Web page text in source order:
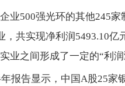
业500强光环的其他245
共实现净利润5493.10亿
业之间形成了一定的“利润
报告显示，中国A股25家